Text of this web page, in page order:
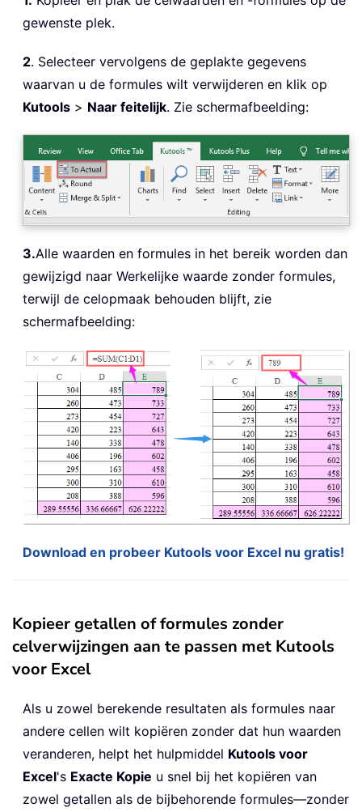
gewenste plek.
2. Selecteer vervolgens de geplakte gegevens
waarvan u de formules wilt verwijderen en klik op
Kutools > Naar feitelijk. Zie schermafbeelding:
3.Alle waarden en formules in het bereik worden dan
gewijzigd naar Werkelijke waarde zonder formules,
terwijl de celopmaak behouden blijft, zie
schermafbeelding:
Download en probeer Kutools voor Excel nu gratis!
Kopieer getallen of formules zonder
celverwijzingen aan te passen met Kutools
voor Excel
Als u zowel berekende resultaten als formules naar
andere cellen wilt kopiëren zonder dat hun waarden
veranderen, helpt het hulpmiddel Kutools voor
Excel's Exacte Kopie u snel bij het kopiëren van
zowel getallen als de bijbehorende formules—zonder